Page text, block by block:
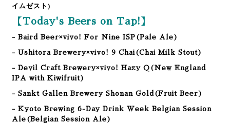
イムゼスト)
【Today's Beers on Tap!】
- Baird Beer×vivo! For Nine ISP(Pale Ale)
- Ushitora Brewery×vivo! 9 Chai(Chai Milk Stout)
- Devil Craft Brewery×vivo! Hazy Q(New England
IPA with Kiwifruit)
- Sankt Gallen Brewery Shonan Gold(Fruit Beer)
- Kyoto Brewing 6-Day Drink Week Belgian Session
Ale (Belgian Session Ale)